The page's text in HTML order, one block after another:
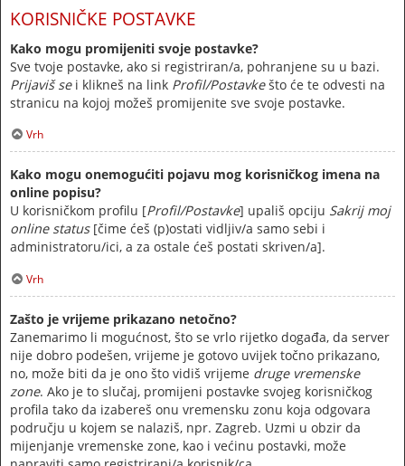
KORISNIČKE POSTAVKE
Kako mogu promijeniti svoje postavke?
Sve tvoje postavke, ako si registriran/a, pohranjene su u bazi.
Prijaviš sei klikneš na link Profil/Postavkešto će te odvesti na
stranicu na kojoj možeš promijenite sve svoje postavke.
Vrh
Kako mogu onemogućiti pojavu mog korisničkog imena na
online popisu?
U korisničkom profilu [Profil/Postavke] upališ opciju Sakrij moj
online status[čime ćeš (p)ostati vidljiv/a samo sebi i
administratoru/ici, a za ostale ćeš postati skriven/a].
Vrh
Zašto je vrijeme prikazano netočno?
Zanemarimo li mogućnost, što se vrlo rijetko događa, da server
nije dobro podešen, vrijeme je gotovo uvijek točno prikazano,
no, može biti da je ono što vidiš vrijeme druge vremenske
zone. Ako je to slučaj, promijeni postavke svojeg korisničkog
profila tako da izabereš onu vremensku zonu koja odgovara
području u kojem se nalaziš, npr. Zagreb. Uzmi u obzir da
mijenjanje vremenske zone, kao i većinu postavki, može